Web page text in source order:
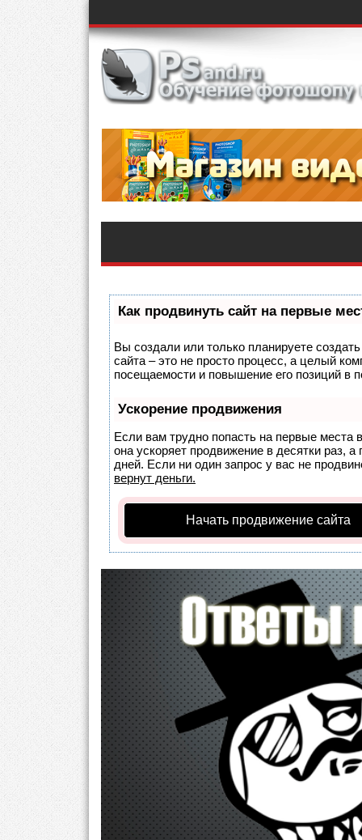
Как продвинуть сайт на первые
Вы создали или только планируете
сайта – это не просто процесс, а целый
посещаемости и повышение его позиций в
Ускорение продвижения
Если вам трудно попасть на первые места
она ускоряет продвижение в десятки раз,
дней. Если ни один запрос у вас не
вернут деньги.
Начать продвижение сайта